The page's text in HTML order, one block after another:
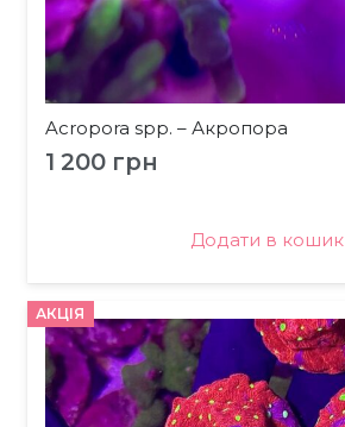
Acropora spp. – Акропора
1 200 грн
Додати в кошик
АКЦІЯ